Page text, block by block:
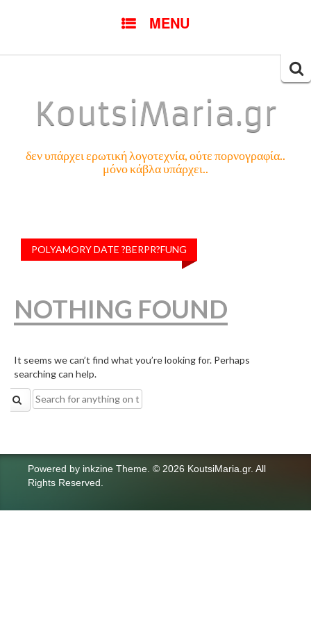
MENU
KoutsiMaria.gr
δεν υπάρχει ερωτική λογοτεχνία, ούτε πορνογραφία..
μόνο κάβλα υπάρχει..
POLYAMORY DATE ?BERPR?FUNG
NOTHING FOUND
It seems we can’t find what you’re looking for. Perhaps
searching can help.
Search
for:
Powered by inkzine Theme © 2026 KoutsiMaria.gr. All
Rights Reserved.